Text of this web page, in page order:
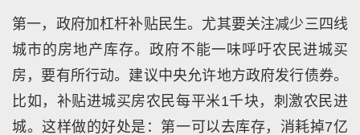
第一，政府加杠杆补贴民生。尤其要关注减少三四线
城市的房地产库存。政府不能一味呼吁农民进城买
房，要有所行动。建议中央允许地方政府发行债券。
比如，补贴进城买房农民每平米1千块，刺激农民进
城。这样做的好处是：第一可以去库存，消耗掉7亿